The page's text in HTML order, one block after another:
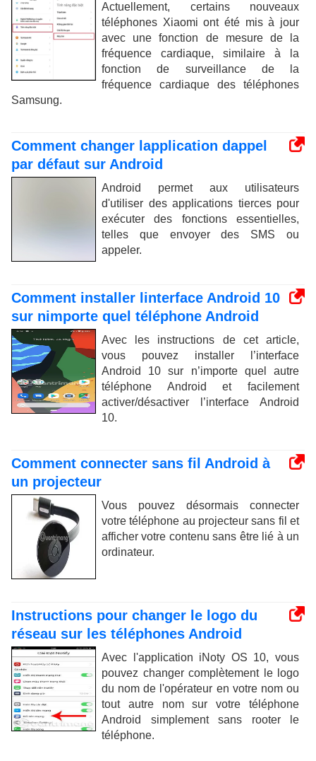
Actuellement, certains nouveaux
téléphones Xiaomi ont été mis à jour
avec une fonction de mesure de la
fréquence cardiaque, similaire à la
fonction de surveillance de la
fréquence cardiaque des téléphones
Samsung.
Comment changer lapplication dappel
par défaut sur Android
Android permet aux utilisateurs
d'utiliser des applications tierces pour
exécuter des fonctions essentielles,
telles que envoyer des SMS ou
appeler.
Comment installer linterface Android 10
sur nimporte quel téléphone Android
Avec les instructions de cet article,
vous pouvez installer l’interface
Android 10 sur n’importe quel autre
téléphone Android et facilement
activer/désactiver l’interface Android
10.
Comment connecter sans fil Android à
un projecteur
Vous pouvez désormais connecter
votre téléphone au projecteur sans fil et
afficher votre contenu sans être lié à un
ordinateur.
Instructions pour changer le logo du
réseau sur les téléphones Android
Avec l'application iNoty OS 10, vous
pouvez changer complètement le logo
du nom de l'opérateur en votre nom ou
tout autre nom sur votre téléphone
Android simplement sans rooter le
téléphone.